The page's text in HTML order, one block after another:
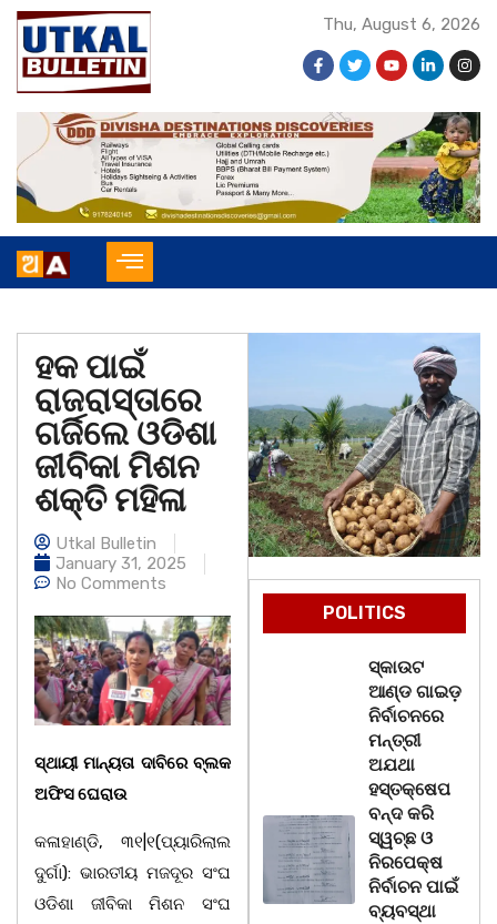
Thu, August 6, 2026
ହକ ପାଇଁ
ରାଜରାସ୍ତାରେ
ଗର୍ଜିଲେ ଓଡିଶା
ଜୀବିକା ମିଶନ
ଶକ୍ତି ମହିଳା
Utkal Bulletin
January 31, 2025
No Comments
ସ୍ଥାୟୀ ମାନ୍ୟତା ଦାବିରେ ବ୍ଲକ
ଅଫିସ ଘେରାଉ
କଳାହାଣ୍ଡି, ୩୧|୧(ପ୍ୟାରିଲାଲ
ଦୁର୍ଗା): ଭାରତୀୟ ମଜଦୂର ସଂଘ
ଓଡିଶା ଜୀବିକା ମିଶନ ସଂଘ
POLITICS
ସ୍କାଉଟ
ଆଣ୍ଡ ଗାଇଡ଼
ନିର୍ବାଚନରେ
ମନ୍ତ୍ରୀ
ଅଯଥା
ହସ୍ତକ୍ଷେପ
ବନ୍ଦ କରି
ସ୍ୱଚ୍ଛ ଓ
ନିରପେକ୍ଷ
ନିର୍ବାଚନ ପାଇଁ
ବ୍ୟବସ୍ଥା